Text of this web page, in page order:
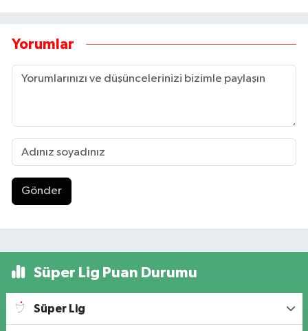
Yorumlar
Gönder
Süper Lig Puan Durumu
Süper Lig